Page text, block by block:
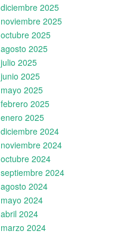
diciembre 2025
noviembre 2025
octubre 2025
agosto 2025
julio 2025
junio 2025
mayo 2025
febrero 2025
enero 2025
diciembre 2024
noviembre 2024
octubre 2024
septiembre 2024
agosto 2024
mayo 2024
abril 2024
marzo 2024